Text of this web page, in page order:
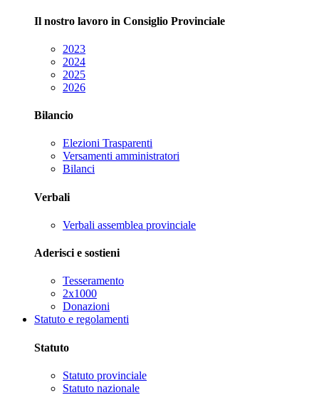
Il nostro lavoro in Consiglio Provinciale
2023
2024
2025
2026
Bilancio
Elezioni Trasparenti
Versamenti amministratori
Bilanci
Verbali
Verbali assemblea provinciale
Aderisci e sostieni
Tesseramento
2x1000
Donazioni
Statuto e regolamenti
Statuto
Statuto provinciale
Statuto nazionale